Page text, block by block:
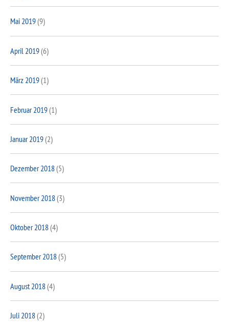
Mai 2019(9)
April 2019(6)
März 2019(1)
Februar 2019(1)
Januar 2019(2)
Dezember 2018(5)
November 2018(3)
Oktober 2018(4)
September 2018(5)
August 2018(4)
Juli 2018(2)